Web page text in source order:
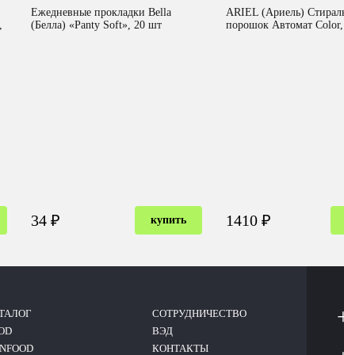
Ежедневные прокладки Bella
(Белла) «Panty Soft», 20 шт
34 ₽ купить
ARIEL (Ариель)
порошок Автомат Color,
1410 ₽
CОТРУДНИЧЕСТВО
ВЭД
КОНТАКТЫ